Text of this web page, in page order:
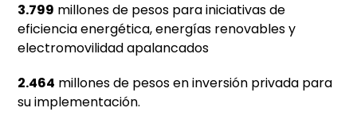
3.799 millones de pesos para iniciativas de
eficiencia energética, energías renovables y
electromovilidad apalancados
2.464 millones de pesos en inversión privada para
su implementación.